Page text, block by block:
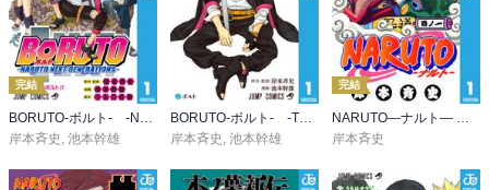
完結
BORUTO-ボルト- -NARUTO NEXT GENERATIONS-
岸本斉史 , 池本幹雄
BORUTO-ボルト- -TWO BLUE VORTEX-
岸本斉史 , 池本幹雄
完結
NARUTO―ナルト― モノクロ版
岸本斉史